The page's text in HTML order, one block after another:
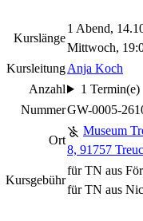
Kurslänge
1 Abend,
Mittwoch,
KursleitungAnja Koch
Anzahl
1 Termin(e)
NummerGW-0005-
Ort
Museum
8, 91757
Kursgebühr
für TN aus
für TN aus